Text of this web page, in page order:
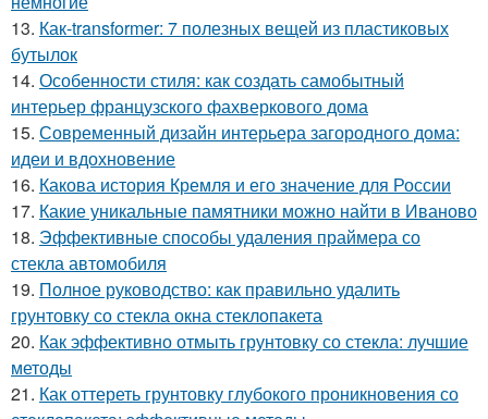
13. Как-transformer: 7 полезных вещей из пластиковых
бутылок
14. Особенности стиля: как создать самобытный
интерьер французского фахверкового дома
15. Современный дизайн интерьера загородного дома:
идеи и вдохновение
16. Какова история Кремля и его значение для России
17. Какие уникальные памятники можно найти в Иваново
18. Эффективные способы удаления праймера со
стекла автомобиля
19. Полное руководство: как правильно удалить
грунтовку со стекла окна стеклопакета
20. Как эффективно отмыть грунтовку со стекла: лучшие
методы
21. Как оттереть грунтовку глубокого проникновения со